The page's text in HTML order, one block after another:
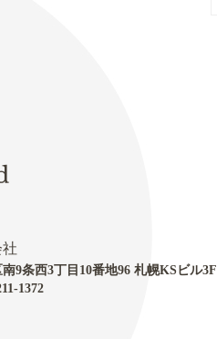
9条西3丁目10番地96 札幌KSビル3F
1372